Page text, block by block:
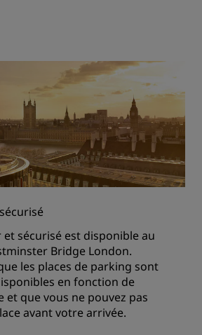
sécurisé est disponible au
Bridge London.
les places de parking sont
en fonction de
et que vous ne pouvez pas
avant votre arrivée.